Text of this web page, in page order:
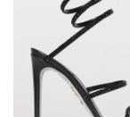
Giglio.com